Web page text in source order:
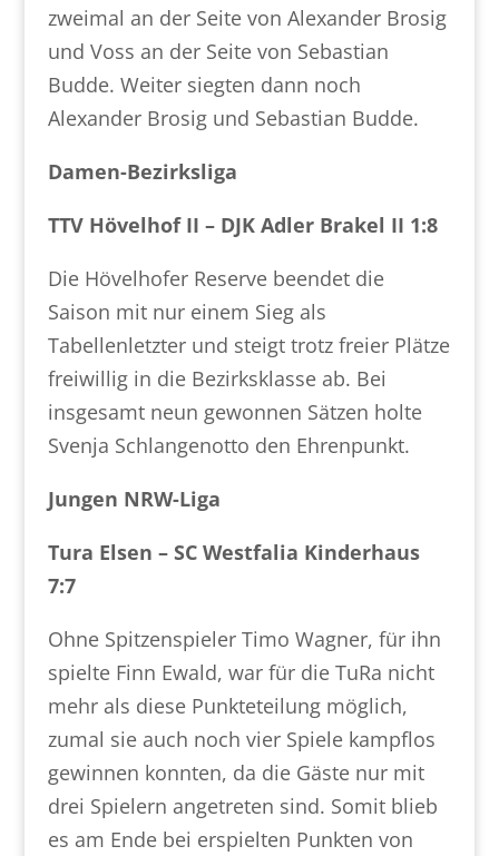
zweimal an der Seite von Alexander Brosig
und Voss an der Seite von Sebastian
Budde. Weiter siegten dann noch
Alexander Brosig und Sebastian Budde.
Damen-Bezirksliga
TTV Hövelhof II – DJK Adler Brakel II 1:8
Die Hövelhofer Reserve beendet die
Saison mit nur einem Sieg als
Tabellenletzter und steigt trotz freier Plätze
freiwillig in die Bezirksklasse ab. Bei
insgesamt neun gewonnen Sätzen holte
Svenja Schlangenotto den Ehrenpunkt.
Jungen NRW-Liga
Tura Elsen – SC Westfalia Kinderhaus
7:7
Ohne Spitzenspieler Timo Wagner, für ihn
spielte Finn Ewald, war für die TuRa nicht
mehr als diese Punkteteilung möglich,
zumal sie auch noch vier Spiele kampflos
gewinnen konnten, da die Gäste nur mit
drei Spielern angetreten sind. Somit blieb
es am Ende bei erspielten Punkten von